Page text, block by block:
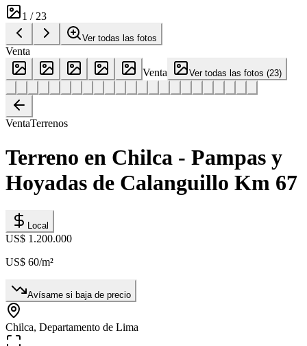
1 /23
Ver todas las fotos
Venta
Venta
Ver todas las fotos (23)
VentaTerrenos
Terreno en Chilca - Pampas y
Hoyadas de Calanguillo Km 67
Local
US$ 1.200.000
US$ 60/m²
Avísame si baja de precio
Chilca, Departamento de Lima